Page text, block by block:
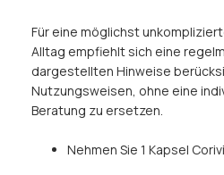
Für eine möglichst
Alltag empfiehlt sich eine
dargestellten Hinweise
Nutzungsweisen, ohne eine
Beratung zu ersetzen.
Nehmen Sie 1 Kapsel